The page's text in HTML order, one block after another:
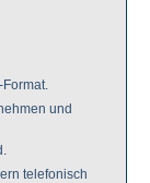
und
telefonisch